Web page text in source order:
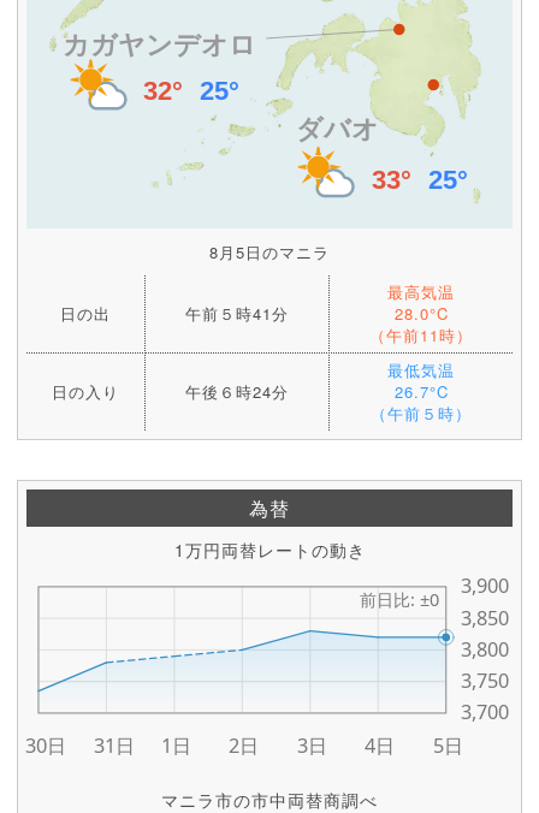
8月5日のマニラ
日の出 午前５時41分
最高気温
28.0°C
（午前11時）
日の入り 午後６時24分
最低気温
26.7°C
（午前５時）
為替
1万円両替レートの動き
マニラ市の市中両替商調べ